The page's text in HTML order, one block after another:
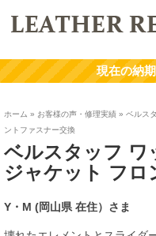
ホーム » お客様の声・修理実績 » ベルス
ントファスナー交換
ベルスタッフ ワ
ジャケット フロ
Y・M (岡山県 在住）さま